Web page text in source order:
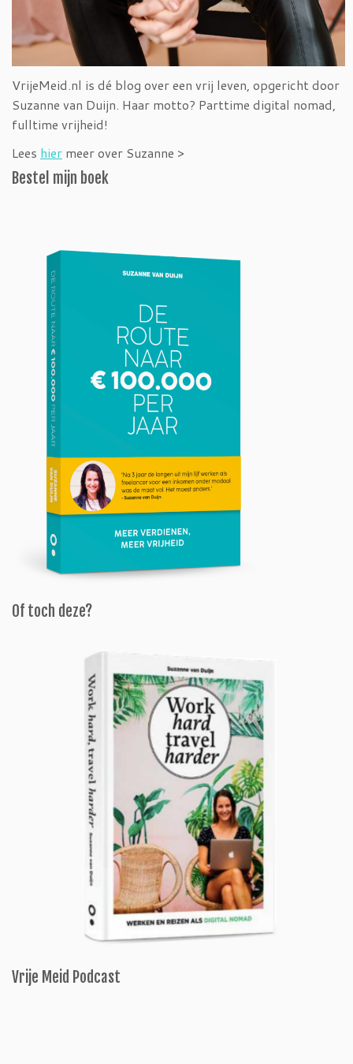
VrijeMeid.nl is dé blog over een vrij leven, opgericht door
Suzanne van Duijn. Haar motto? Parttime digital nomad,
fulltime vrijheid!
Lees hier meer over Suzanne >
Bestel mijn boek
Of toch deze?
Vrije Meid Podcast